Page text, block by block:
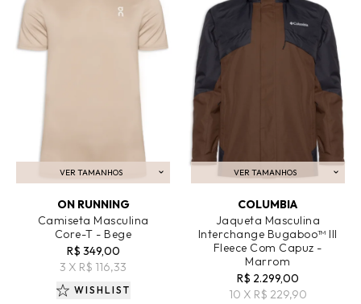
VER TAMANHOS
ADICIONAR AO CARRINHO
ON RUNNING
Camiseta Masculina
Core-T - Bege
R$ 349,00
3 X R$ 116,33
WISHLIST
VER TAMANHOS
ADICIONAR AO CARRINHO
COLUMBIA
Jaqueta Masculina
Interchange Bugaboo™ III
Fleece Com Capuz -
Marrom
R$ 2.299,00
10 X R$ 229,90